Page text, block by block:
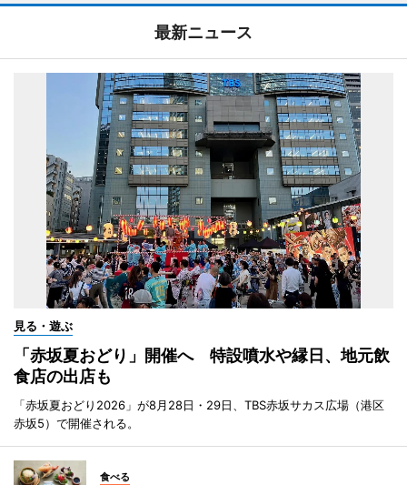
最新ニュース
見る・遊ぶ
「赤坂夏おどり」開催へ 特設噴水や縁日、地元飲
食店の出店も
「赤坂夏おどり2026」が8月28日・29日、TBS赤坂サカス広場（港区
赤坂5）で開催される。
食べる